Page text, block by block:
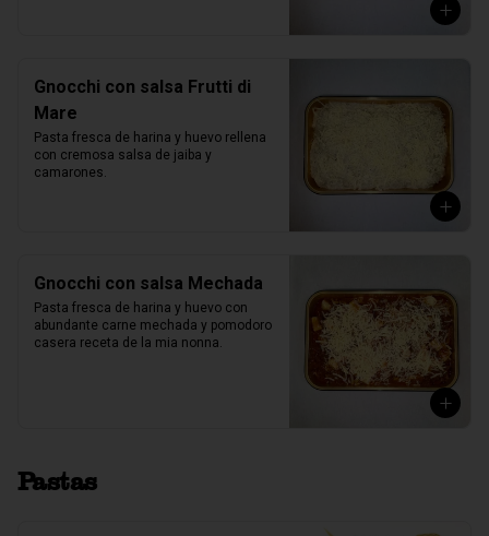
Gnocchi con salsa Frutti di
Mare
Pasta fresca de harina y huevo rellena
con cremosa salsa de jaiba y
camarones.
Gnocchi con salsa Mechada
Pasta fresca de harina y huevo con
abundante carne mechada y pomodoro
casera receta de la mia nonna.
Pastas